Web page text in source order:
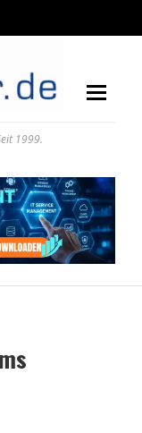
1999.